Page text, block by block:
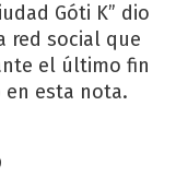
Góti K” dio
red social que
el último fin
en esta nota.